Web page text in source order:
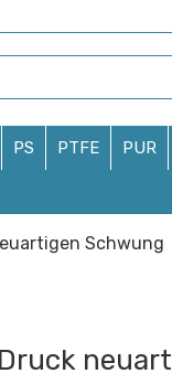
PS PTFE PUR
Schwung